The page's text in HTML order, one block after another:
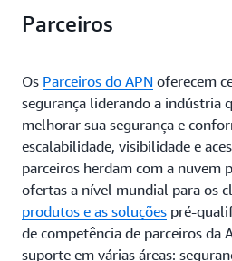
Parceiros
Os Parceiros do APN oferecem
segurança liderando a indústria
melhorar sua segurança e
escalabilidade, visibilidade e
parceiros herdam com a nuvem
ofertas a nível mundial para os
produtos e as soluções pré-
de competência de parceiros da
suporte em várias áreas: